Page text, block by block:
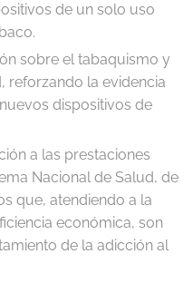
de un solo uso
sobre el tabaquismo y
reforzando la evidencia
dispositivos de
a las prestaciones
Nacional de Salud, de
que, atendiendo a la
económica, son
de la adicción al